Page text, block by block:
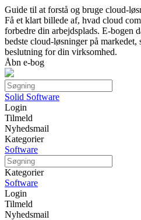
Guide til at forstå og bruge cloud-
Få et klart billede af, hvad cloud
forbedre din arbejdsplads. E-bogen
bedste cloud-løsninger på
beslutning for din virksomhed.
Åbn e-bog
Solid Software
Login
Tilmeld
Nyhedsmail
Kategorier
Software
Kategorier
Software
Login
Tilmeld
Nyhedsmail